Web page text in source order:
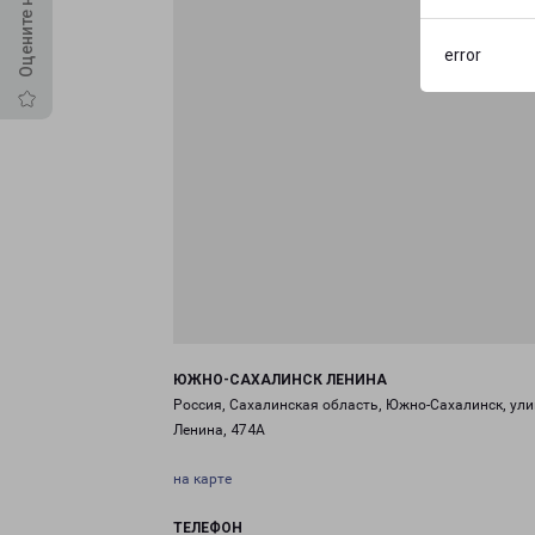
error
ЮЖНО-САХАЛИНСК ЛЕНИНА
Россия, Сахалинская область, Южно-Сахалинск,
Ленина, 474А
на карте
ТЕЛЕФОН